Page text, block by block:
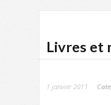
Livres et
1 janvier 2011